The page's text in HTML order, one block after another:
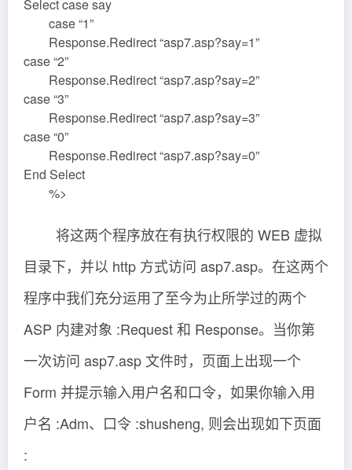
Select case say
case “1”
Response.Redirect “asp7.asp?say=1”
case “2”
Response.Redirect “asp7.asp?say=2”
case “3”
Response.Redirect “asp7.asp?say=3”
case “0”
Response.Redirect “asp7.asp?say=0”
End Select
%>
将这两个程序放在有执行权限的 WEB 虚拟
目录下，并以 http 方式访问 asp7.asp。在这两个
程序中我们充分运用了至今为止所学过的两个
ASP 内建对象 :Request 和 Response。当你第
一次访问 asp7.asp 文件时，页面上出现一个
Form 并提示输入用户名和口令，如果你输入用
户名 :Adm、口令 :shusheng, 则会出现如下页面
: